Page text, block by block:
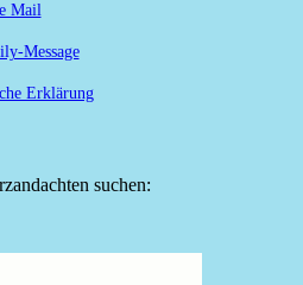
Mail
Message
Erklärung
suchen: